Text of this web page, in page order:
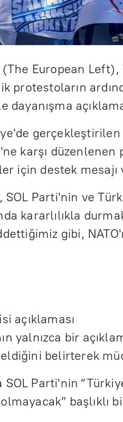
European Left),
protestoların
dayanışma
karşı düzenlenen
için destek mesajı
Parti'nin ve
kararlılıkla
gibi,
açıklaması
yalnızca bir
belirterek
SOL Parti'nin
başlıklı